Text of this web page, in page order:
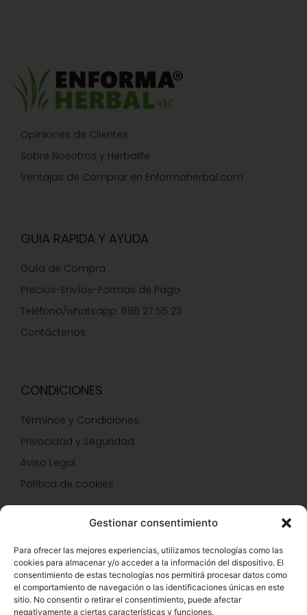
Gestionar consentimiento
Para ofrecer las mejores experiencias, utilizamos tecnologías como las
cookies para almacenar y/o acceder a la información del dispositivo. El
consentimiento de estas tecnologías nos permitirá procesar datos como
el comportamiento de navegación o las identificaciones únicas en este
sitio. No consentir o retirar el consentimiento, puede afectar
negativamente a ciertas características y funciones.
Opiniones de Clientes
Sobre Nosotros y Herbalife
Ventajas de Comprar en Enformaherbal.com
GUIA RAPIDA Y AYUDA
Guía de Compra
Precios-Envíos-Formas de Pago
Teléfono/whatsapp: 686 27 55 23
Contáctenos
CONDICIONES
Términos y Condiciones
Privacidad y Seguridad
Aviso Legal
Política de cookies
Hazte Miembro Herbalife
Consulta Nutrición Gratis